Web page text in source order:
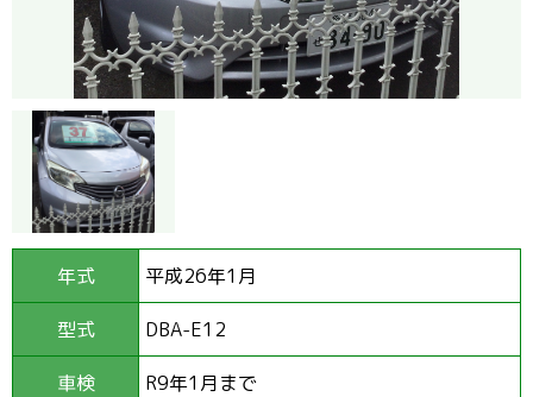
年式 平成26年1月
型式 DBA-E12
車検 R9年1月まで